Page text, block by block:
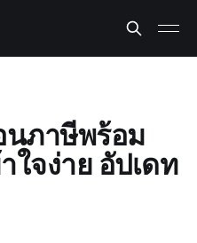
ภาษีพร้อม
ใจง่าย อัปเดท